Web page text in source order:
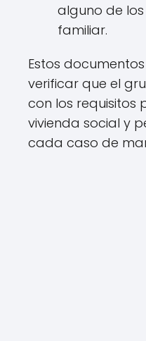
alguno de
familiar.
Estos
verificar que el
con los requisitos
vivienda social y
cada caso de